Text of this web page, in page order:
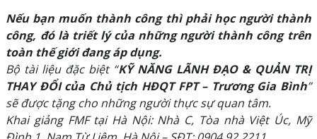
Nếu bạn muốn thành công thì phải học người thành
công, đó là triết lý của những người thành công trên
toàn thế giới đang áp dụng.
Bộ tài liệu đặc biệt “KỸ NĂNG LÃNH ĐẠO & QUẢN TRỊ
THAY ĐỔI của Chủ tịch HĐQT FPT – Trương Gia Bình”
sẽ được tặng cho những người thực sự quan tâm.
Khai giảng FMF tại Hà Nội: Nhà C, Tòa nhà Việt Úc, Mỹ